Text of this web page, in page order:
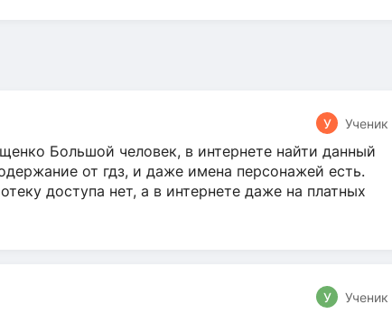
У Ученик
Большой человек, в интернете найти данный
от гдз, и даже имена персонажей есть.
доступа нет, а в интернете даже на платных
У Ученик